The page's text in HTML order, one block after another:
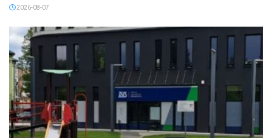
2026-08-07